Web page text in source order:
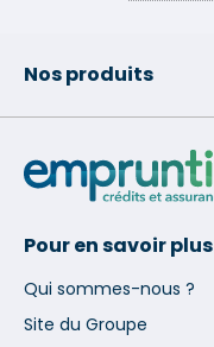
Nos produits
Pour en savoir plus
Qui sommes-nous ?
Site du Groupe